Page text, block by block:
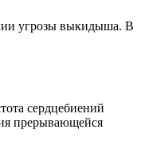
угрозы выкидыша. В
сердцебиений
прерывающейся